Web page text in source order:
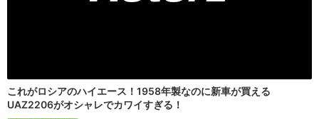
これがロシアのハイエース！1958年製なのに新車が買える
UAZ2206がオシャレでカワイすぎる！